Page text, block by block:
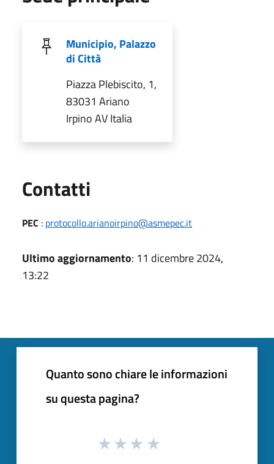
Municipio, Palazzo
di Città
Piazza Plebiscito, 1,
83031 Ariano
Irpino AV Italia
Contatti
PEC : protocollo.arianoirpino@asmepec.it
Ultimo aggiornamento: 11 dicembre 2024,
13:22
Quanto sono chiare le informazioni
su questa pagina?